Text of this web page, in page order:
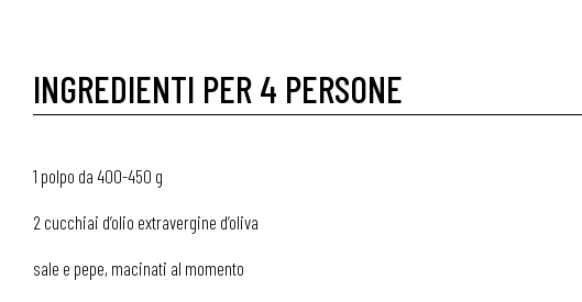
INGREDIENTI PER 4 PERSONE
1 polpo da 400-450 g
2 cucchiai d’olio extravergine d’oliva
sale e pepe, macinati al momento